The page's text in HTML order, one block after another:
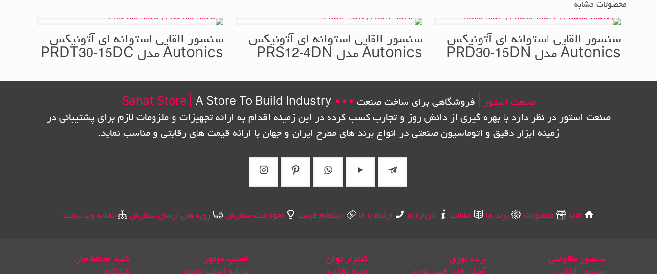
محصولات مشابه
سنسور القایی استوانه ای آتونیکس
Autonics مدل PRD30-15DN
سنسور القایی استوانه ای آتونیکس
Autonics مدل PRS12-4DN
سنسور القایی استوانه ای آتونیکس
Autonics مدل PRDT30-15DC
صنعت استور | فروشگاهی برای ساخت صنعت •••
Sanat Store
A Store To Build Industry
صنعت استور در نظر دارد با بهره گیری از دانش روز و تجارب کسب کرده در این زمینه اقدام به ارائه تجهیزات و ملزومات لازم برای پشتیبانی در
زمینه ابزار دقیق و اتوماسیون صنعتی در انواع برند های مطرح ایران و جهان با ارائه قیمت های رقابتی و مناسب نماید.
خانه محصولات برند ها مقالات درباره ما ارتباط با ما استعلام قیمت نحوه ثبت سفارش رویه های ارسال سفارش نقشه وب سایت
سنسور مقاومتی
سنسور القایی
پرده نوری
آمپلی فایر فیبر نوری
کنترلر توان
منبع تغذیه
استپ موتور
درایو استپ موتور
کلید محافظ جان
کنتاکتور